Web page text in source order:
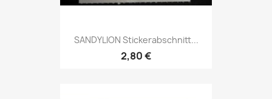
SANDYLION Stickerabschnitt...
2,80 €